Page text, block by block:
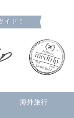
海外旅行